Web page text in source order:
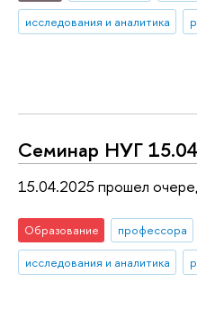
исследования и аналитика
Семинар НУГ
15.04.2025 прошел
Образование профессора
исследования и аналитика